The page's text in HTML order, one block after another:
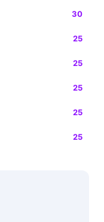
30
25
25
25
25
25